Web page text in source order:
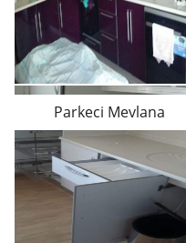
Parkeci Mevlana